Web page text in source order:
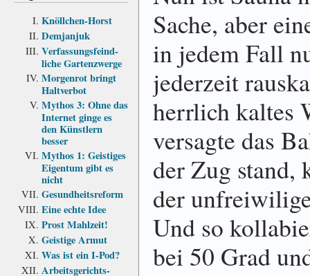
Knöllchen-Horst
Demjanjuk
Verfassungs­feind­
liche Garten­zwerge
Morgenrot bringt
Haltverbot
Mythos 3: Ohne das
Internet ginge es
den Künstlern
besser
Mythos 1: Geistiges
Eigentum gibt es
nicht
Gesundheits­reform
Eine echte Idee
Prost Mahlzeit!
Geistige Armut
Was ist ein I-Pod?
Arbeits­gerichts­
Sache, aber
in jedem Fall
jederzeit
herrlich kaltes
versagte das
der Zug stand,
der
Und so
bei 50 Grad